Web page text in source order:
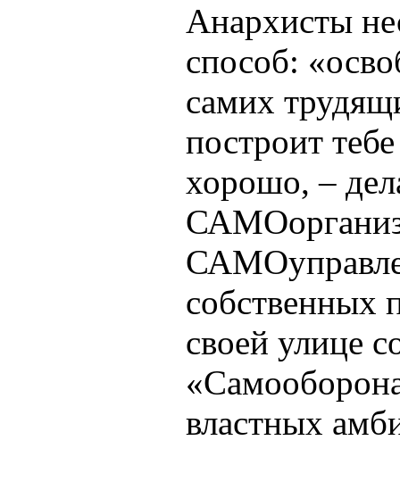
Анархисты
способ:
самих
построит
хорошо, –
собственных
своей улице
властных